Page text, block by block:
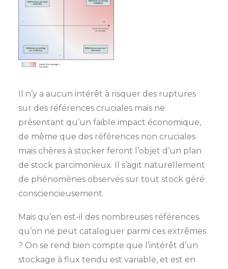
Il n’y a aucun intérêt à risquer des ruptures
sur des références cruciales mais ne
présentant qu’un faible impact économique,
de même que des références non cruciales
mais chères à stocker feront l’objet d’un plan
de stock parcimonieux. Il s’agit naturellement
de phénomènes observés sur tout stock géré
consciencieusement.
Mais qu’en est-il des nombreuses références
qu’on ne peut cataloguer parmi ces extrêmes
? On se rend bien compte que l’intérêt d’un
stockage à flux tendu est variable, et est en